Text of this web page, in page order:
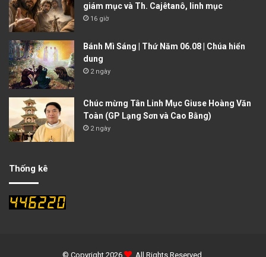
giám mục và Th. Cajêtanô, linh mục
16 giờ
Bánh Mì Sáng | Thứ Năm 06.08 | Chúa hiển
dung
2 ngày
Chúc mừng Tân Linh Mục Giuse Hoàng Văn
Toàn (GP Lạng Sơn và Cao Bằng)
2 ngày
Thống kê
© Copyright 2026 . All Rights Reserved.